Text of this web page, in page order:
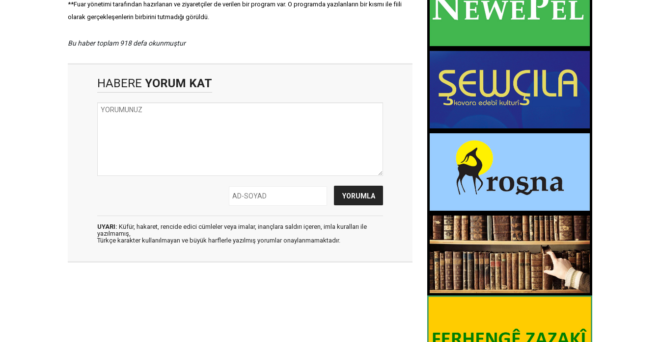
**Fuar yönetimi tarafından hazırlanan ve ziyaretçiler de verilen bir program var. O programda yazılanların bir kısmı ile fiili
olarak gerçekleşenlerin birbirini tutmadığı görüldü.
Bu haber toplam 918 defa okunmuştur
HABERE YORUM KAT
UYARI: Küfür, hakaret, rencide edici cümleler veya imalar, inançlara saldırı içeren, imla kuralları ile
yazılmamış,
Türkçe karakter kullanılmayan ve büyük harflerle yazılmış yorumlar onaylanmamaktadır.